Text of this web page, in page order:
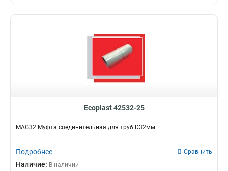
Ecoplast 42532-25
MAG32 Муфта соединительная для труб D32мм
Подробнее Сравнить
Наличие: В наличии